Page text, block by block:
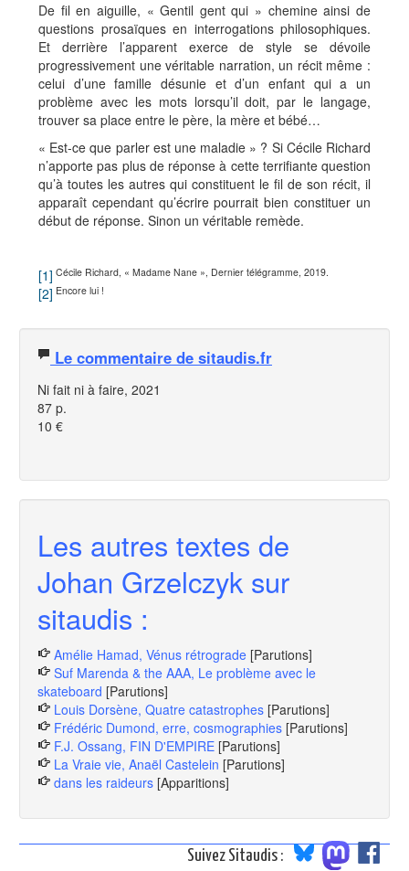
De fil en aiguille, « Gentil gent qui » chemine ainsi de
questions prosaïques en interrogations philosophiques.
Et derrière l’apparent exerce de style se dévoile
progressivement une véritable narration, un récit même :
celui d’une famille désunie et d’un enfant qui a un
problème avec les mots lorsqu’il doit, par le langage,
trouver sa place entre le père, la mère et bébé…
« Est-ce que parler est une maladie » ? Si Cécile Richard
n’apporte pas plus de réponse à cette terrifiante question
qu’à toutes les autres qui constituent le fil de son récit, il
apparaît cependant qu’écrire pourrait bien constituer un
début de réponse. Sinon un véritable remède.
[1] Cécile Richard, « Madame Nane », Dernier télégramme, 2019.
[2] Encore lui !
Le commentaire de sitaudis.fr
Ni fait ni à faire, 2021
87 p.
10 €
Les autres textes de
Johan Grzelczyk sur
sitaudis :
Amélie Hamad, Vénus rétrograde [Parutions]
Suf Marenda & the AAA, Le problème avec le
skateboard [Parutions]
Louis Dorsène, Quatre catastrophes [Parutions]
Frédéric Dumond, erre, cosmographies [Parutions]
F.J. Ossang, FIN D'EMPIRE [Parutions]
La Vraie vie, Anaël Castelein [Parutions]
dans les raideurs [Apparitions]
Suivez Sitaudis :